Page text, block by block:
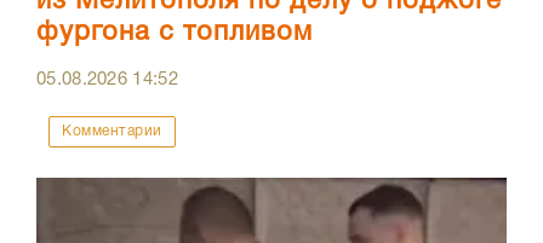
фургона с топливом
05.08.2026 14:52
Комментарии